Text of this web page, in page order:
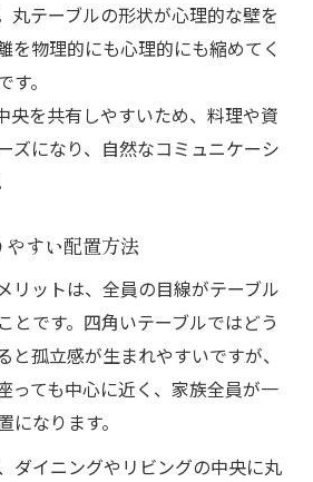
丸テーブルの形状が心理的な壁を
を物理的にも心理的にも縮めてく
。
央を共有しやすいため、料理や資
ズになり、自然なコミュニケーシ
すい配置方法
リットは、全員の目線がテーブル
とです。四角いテーブルではどう
と孤立感が生まれやすいですが、
っても中心に近く、家族全員が一
なります。
ダイニングやリビングの中央に丸